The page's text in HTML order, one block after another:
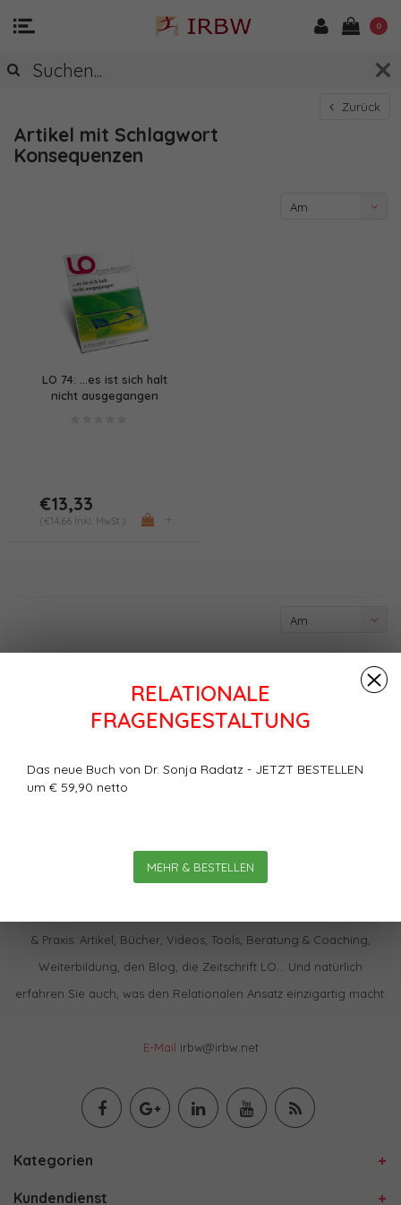
RELATIONALE
FRAGENGESTALTUNG
Das neue Buch von Dr. Sonja Radatz - JETZT BESTELLEN
um € 59,90 netto
MEHR & BESTELLEN
0
Zurück
Artikel mit Schlagwort
Konsequenzen
Am
LO 74: ...es ist sich halt
nicht ausgegangen
€13,33
(€14,66 Inkl. MwSt.) +
Am
& Praxis: Artikel, Bücher, Videos, Tools, Beratung & Coaching,
Weiterbildung, den Blog, die Zeitschrift LO… Und natürlich
erfahren Sie auch, was den Relationalen Ansatz einzigartig macht.
E-Mail irbw@irbw.net
Kategorien
Kundendienst